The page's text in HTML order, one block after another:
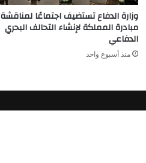
وزارة الدفاع تستضيف اجتماعًا لمناقشة
مبادرة المملكة لإنشاء التحالف البحري
الدفاعي
منذ أسبوع واحد